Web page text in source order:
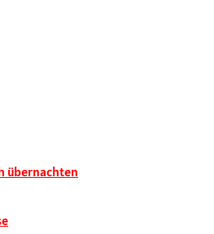
übernachten